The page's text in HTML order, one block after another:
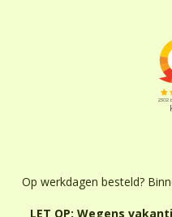
Op werkdagen besteld?
LET OP: Wegens